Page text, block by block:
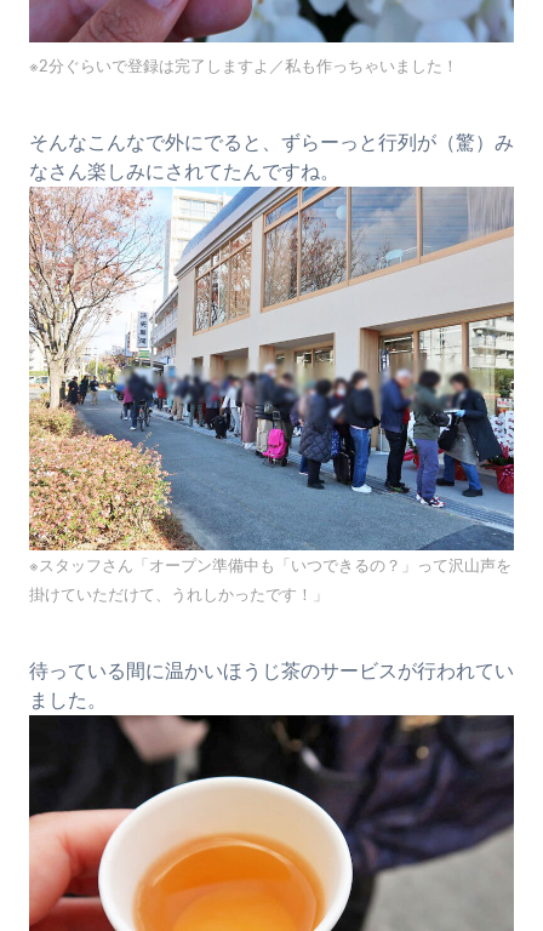
※2分ぐらいで登録は完了しますよ／私も作っちゃいました！
そんなこんなで外にでると、ずらーっと行列が（驚）み
なさん楽しみにされてたんですね。
※スタッフさん「オープン準備中も「いつできるの？」って沢山声を
掛けていただけて、うれしかったです！」
待っている間に温かいほうじ茶のサービスが行われてい
ました。